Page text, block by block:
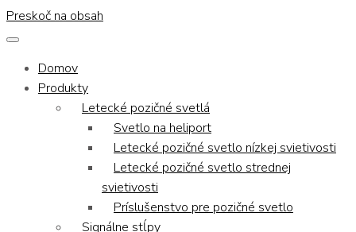
Preskoč na obsah
Domov
Produkty
Letecké pozičné svetlá
Svetlo na heliport
Letecké pozičné svetlo nízkej svietivosti
Letecké pozičné svetlo strednej
svietivosti
Príslušenstvo pre pozičné svetlo
Signálne stĺpy